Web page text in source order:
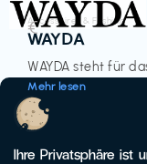
Accessoires & Fashion
WAYDA
WAYDA steht für
Mehr lesen
€‎
Ihre Privatsphäre ist